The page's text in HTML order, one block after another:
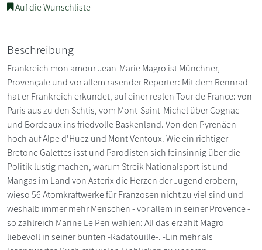
Auf die Wunschliste
Beschreibung
Frankreich mon amour Jean-Marie Magro ist Münchner,
Provençale und vor allem rasender Reporter: Mit dem Rennrad
hat er Frankreich erkundet, auf einer realen Tour de France: von
Paris aus zu den Schtis, vom Mont-Saint-Michel über Cognac
und Bordeaux ins friedvolle Baskenland. Von den Pyrenäen
hoch auf Alpe d'Huez und Mont Ventoux. Wie ein richtiger
Bretone Galettes isst und Parodisten sich feinsinnig über die
Politik lustig machen, warum Streik Nationalsport ist und
Mangas im Land von Asterix die Herzen der Jugend erobern,
wieso 56 Atomkraftwerke für Franzosen nicht zu viel sind und
weshalb immer mehr Menschen - vor allem in seiner Provence -
so zahlreich Marine Le Pen wählen: All das erzählt Magro
liebevoll in seiner bunten -Radatouille-. -Ein mehr als